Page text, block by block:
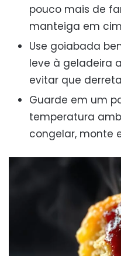
pouco mais de
manteiga em
Use goiabada
leve à geladeira
evitar que
Guarde em um
temperatura
congelar, monte